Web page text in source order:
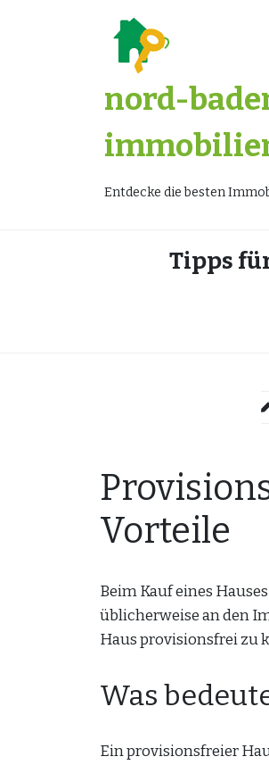
nord-
Entdecke die besten
Tipps
Vorteile
Beim Kauf eines
üblicherweise an den
Haus provisionsfrei zu
Was
Ein provisionsfreier